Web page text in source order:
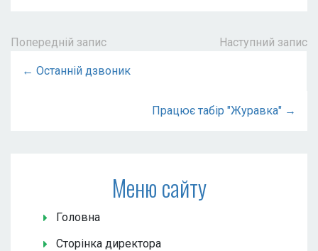
Попередній запис Наступний запис
← Останній дзвоник
Працює табір "Журавка" →
Меню сайту
Головна
Сторінка директора